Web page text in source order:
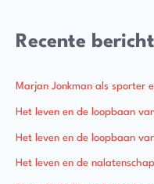
Recente
Marjan Jonkman als sporter
Het leven en de loopbaan
Het leven en de loopbaan
Het leven en de